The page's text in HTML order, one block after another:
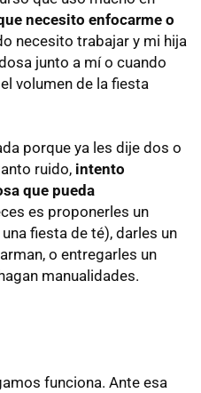
necesito enfocarme o
necesito trabajar y mi hija
junto a mí o cuando
volumen de la fiesta
porque ya les dije dos o
ruido, intento
que pueda
es proponerles un
fiesta de té), darles un
o entregarles un
manualidades.
funciona. Ante esa